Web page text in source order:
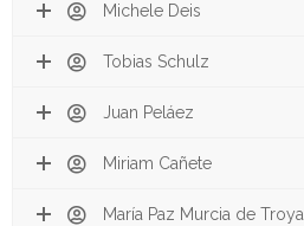
Michele Deis
Tobias Schulz
Juan Peláez
Miriam Cañete
María Paz Murcia de Troya